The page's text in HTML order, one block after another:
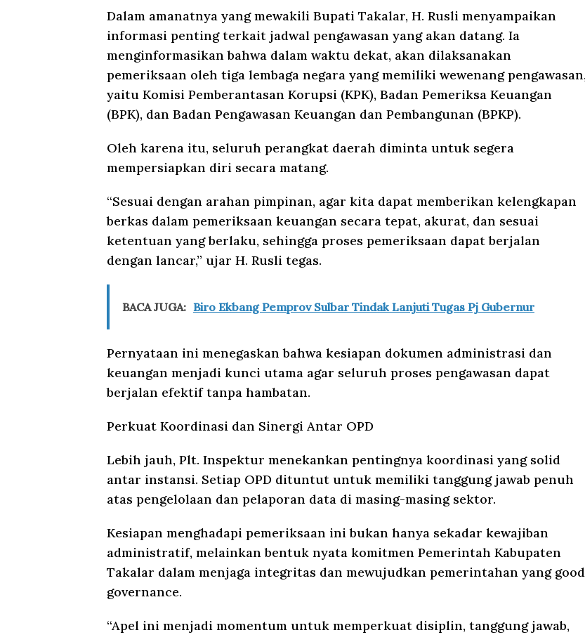
Dalam amanatnya yang mewakili Bupati Takalar, H. Rusli menyampaikan
informasi penting terkait jadwal pengawasan yang akan datang. Ia
menginformasikan bahwa dalam waktu dekat, akan dilaksanakan
pemeriksaan oleh tiga lembaga negara yang memiliki wewenang pengawasan,
yaitu Komisi Pemberantasan Korupsi (KPK), Badan Pemeriksa Keuangan
(BPK), dan Badan Pengawasan Keuangan dan Pembangunan (BPKP).
Oleh karena itu, seluruh perangkat daerah diminta untuk segera
mempersiapkan diri secara matang.
“Sesuai dengan arahan pimpinan, agar kita dapat memberikan kelengkapan
berkas dalam pemeriksaan keuangan secara tepat, akurat, dan sesuai
ketentuan yang berlaku, sehingga proses pemeriksaan dapat berjalan
dengan lancar,” ujar H. Rusli tegas.
BACA JUGA: Biro Ekbang Pemprov Sulbar Tindak Lanjuti Tugas Pj Gubernur
Pernyataan ini menegaskan bahwa kesiapan dokumen administrasi dan
keuangan menjadi kunci utama agar seluruh proses pengawasan dapat
berjalan efektif tanpa hambatan.
Perkuat Koordinasi dan Sinergi Antar OPD
Lebih jauh, Plt. Inspektur menekankan pentingnya koordinasi yang solid
antar instansi. Setiap OPD dituntut untuk memiliki tanggung jawab penuh
atas pengelolaan dan pelaporan data di masing-masing sektor.
Kesiapan menghadapi pemeriksaan ini bukan hanya sekadar kewajiban
administratif, melainkan bentuk nyata komitmen Pemerintah Kabupaten
Takalar dalam menjaga integritas dan mewujudkan pemerintahan yang good
governance.
“Apel ini menjadi momentum untuk memperkuat disiplin, tanggung jawab,